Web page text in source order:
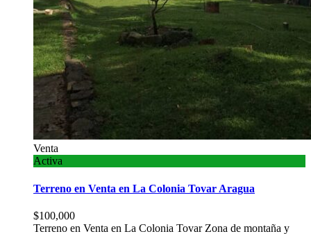
Venta
Activa
Terreno en Venta en La Colonia Tovar Aragua
$100,000
Terreno en Venta en La Colonia Tovar Zona de montaña y